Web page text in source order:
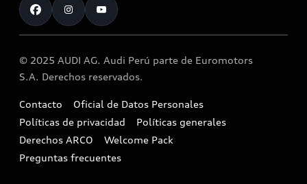
Programa Audi Check
Llamado a revisión airbag Takata
© 2025 AUDI AG. Audi Perú parte de Euromotors
S.A. Derechos reservados.
Contacto
Oficial de Datos Personales
Políticas de privacidad
Políticas generales
Derechos ARCO
Welcome Pack
Preguntas frecuentes